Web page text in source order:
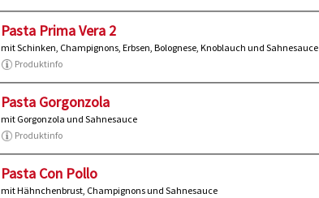
Pasta Prima Vera 2
mit Schinken, Champignons, Erbsen, Bolognese, Knoblauch und Sahnesauce
Produktinfo
Pasta Gorgonzola
mit Gorgonzola und Sahnesauce
Produktinfo
Pasta Con Pollo
mit Hähnchenbrust, Champignons und Sahnesauce